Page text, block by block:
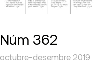
Núm 362
octubre-desembre 2019